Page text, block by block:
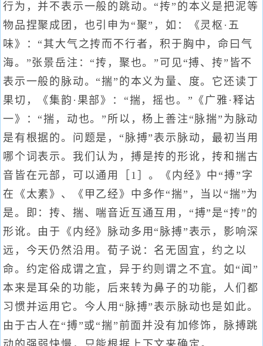
行为，并不表示一般的跳动。“抟”的本义是把泥等
物品捏聚成团，也引申为“聚”，如：《灵枢·五
味》：“其大气之抟而不行者，积于胸中，命曰气
海。”张景岳注：“抟，聚也。”可见“搏、抟”皆不
表示一般的脉动。“揣”的本义为量、度。它还读丁
果切，《集韵·果部》：“揣，摇也。”《广雅·释诂
一》：“揣，动也。”所以，杨上善注“脉揣”为脉动
是有根据的。问题是，“脉搏”表示脉动，最初当用
哪个词表示。我们认为，搏是抟的形讹，抟和揣古
音皆在元部，可以通用［1］。《内经》中“搏”字
在《太素》、《甲乙经》中多作“揣”，当以“揣”为
是。即：抟、揣、喘音近互通互用，“搏”是“抟”的
形讹。由于《内经》脉动多用“脉搏”表示，影响深
远，今天仍然沿用。荀子说：名无固宜，约之以
命。约定俗成谓之宜，异于约则谓之不宜。如“闻”
本来是耳朵的功能，后来转为鼻子的功能，人们都
习惯并运用它。今人用“脉搏”表示脉动也是如此。
由于古人在“搏”或“揣”前面并没有加修饰，脉搏跳